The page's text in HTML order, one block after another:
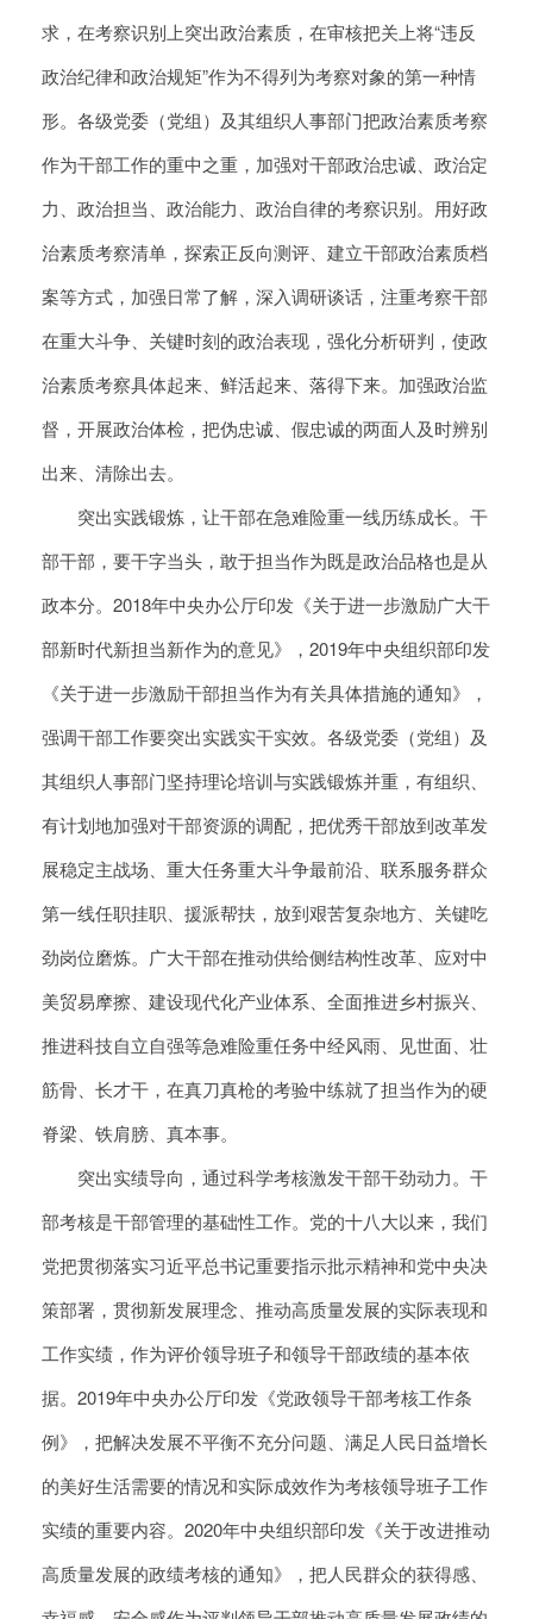
求，在考察识别上突出政治素质，在审核把关上将“违反
政治纪律和政治规矩”作为不得列为考察对象的第一种情
形。各级党委（党组）及其组织人事部门把政治素质考察
作为干部工作的重中之重，加强对干部政治忠诚、政治定
力、政治担当、政治能力、政治自律的考察识别。用好政
治素质考察清单，探索正反向测评、建立干部政治素质档
案等方式，加强日常了解，深入调研谈话，注重考察干部
在重大斗争、关键时刻的政治表现，强化分析研判，使政
治素质考察具体起来、鲜活起来、落得下来。加强政治监
督，开展政治体检，把伪忠诚、假忠诚的两面人及时辨别
出来、清除出去。
突出实践锻炼，让干部在急难险重一线历练成长。干
部干部，要干字当头，敢于担当作为既是政治品格也是从
政本分。2018年中央办公厅印发《关于进一步激励广大干
部新时代新担当新作为的意见》，2019年中央组织部印发
《关于进一步激励干部担当作为有关具体措施的通知》，
强调干部工作要突出实践实干实效。各级党委（党组）及
其组织人事部门坚持理论培训与实践锻炼并重，有组织、
有计划地加强对干部资源的调配，把优秀干部放到改革发
展稳定主战场、重大任务重大斗争最前沿、联系服务群众
第一线任职挂职、援派帮扶，放到艰苦复杂地方、关键吃
劲岗位磨炼。广大干部在推动供给侧结构性改革、应对中
美贸易摩擦、建设现代化产业体系、全面推进乡村振兴、
推进科技自立自强等急难险重任务中经风雨、见世面、壮
筋骨、长才干，在真刀真枪的考验中练就了担当作为的硬
脊梁、铁肩膀、真本事。
突出实绩导向，通过科学考核激发干部干劲动力。干
部考核是干部管理的基础性工作。党的十八大以来，我们
党把贯彻落实习近平总书记重要指示批示精神和党中央决
策部署，贯彻新发展理念、推动高质量发展的实际表现和
工作实绩，作为评价领导班子和领导干部政绩的基本依
据。2019年中央办公厅印发《党政领导干部考核工作条
例》，把解决发展不平衡不充分问题、满足人民日益增长
的美好生活需要的情况和实际成效作为考核领导班子工作
实绩的重要内容。2020年中央组织部印发《关于改进推动
高质量发展的政绩考核的通知》，把人民群众的获得感、